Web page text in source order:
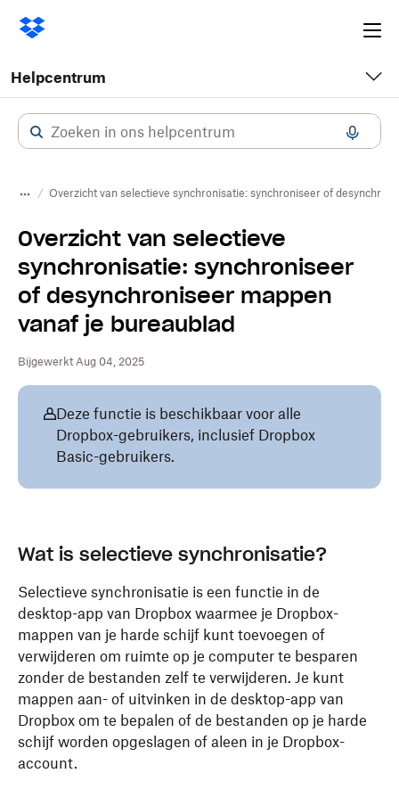
Helpcentrum
Overzicht van selectieve synchronisatie: synchroniseer of
Overzicht van selectieve
synchronisatie: synchroniseer
of desynchroniseer mappen
vanaf je bureaublad
Bijgewerkt Aug 04, 2025
Deze functie is beschikbaar voor alle
Dropbox-gebruikers, inclusief Dropbox
Basic-gebruikers.
Wat is selectieve synchronisatie?
Selectieve synchronisatie is een functie in de
desktop-app van Dropbox waarmee je Dropbox-
mappen van je harde schijf kunt toevoegen of
verwijderen om ruimte op je computer te besparen
zonder de bestanden zelf te verwijderen. Je kunt
mappen aan- of uitvinken in de desktop-app van
Dropbox om te bepalen of de bestanden op je harde
schijf worden opgeslagen of aleen in je Dropbox-
account.